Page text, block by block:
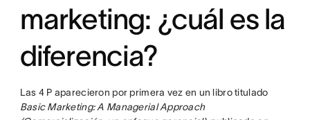
marketing: ¿cuál es la
diferencia?
Las 4 P aparecieron por primera vez en un libro titulado
Basic Marketing: A Managerial Approach